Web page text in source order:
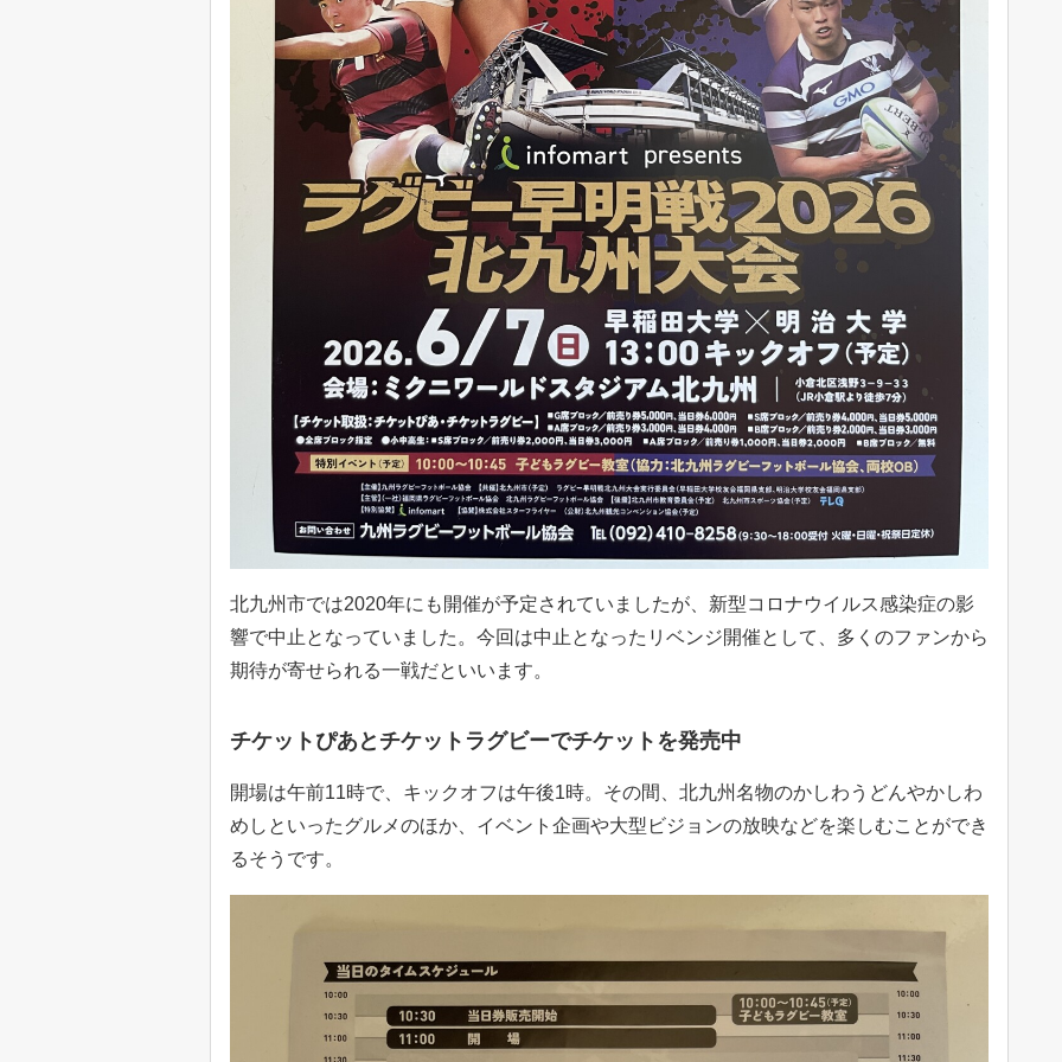
北九州市では2020年にも開催が予定されていましたが、新型コロナウイルス感染症の影
響で中止となっていました。今回は中止となったリベンジ開催として、多くのファンから
期待が寄せられる一戦だといいます。
チケットぴあとチケットラグビーでチケットを発売中
開場は午前11時で、キックオフは午後1時。その間、北九州名物のかしわうどんやかしわ
めしといったグルメのほか、イベント企画や大型ビジョンの放映などを楽しむことができ
るそうです。